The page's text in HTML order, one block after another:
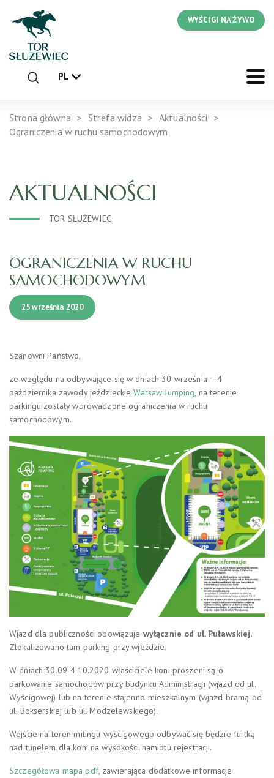
WYŚCIGI NA ŻYWO
PL
Strona główna Strefa widza
Aktualności
Ograniczenia w ruchu samochodowym
AKTUALNOŚCI
TOR SŁUŻEWIEC
OGRANICZENIA W RUCHU
SAMOCHODOWYM
25 września 2020
Szanowni Państwo,
ze względu na odbywające się w dniach 30 września – 4
października zawody jeździeckieWarsaw Jumping , na terenie
parkingu zostały wprowadzone ograniczenia w ruchu
samochodowym.
Wjazd dla publiczności obowiązuje wyłącznie od ul. Puławskiej.
Zlokalizowano tam parking przy wjeździe.
W dniach 30.09-4.10.2020 właściciele koni proszeni są o
parkowanie samochodów przy budynku Administracji (wjazd od ul.
Wyścigowej) lub na terenie stajenno-mieszkalnym (wjazd bramą od
ul. Bokserskiej lub ul. Modzelewskiego).
Wejście na teren mitingu wyścigowego odbywać się będzie furtką
nad tunelem dla koni na wysokości namiotu rejestracji.
Szczegółowa mapa pdf, zawierająca dodatkowe informacje